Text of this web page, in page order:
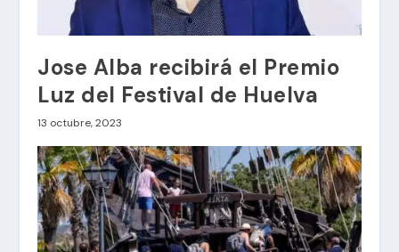
Jose Alba recibirá el Premio
Luz del Festival de Huelva
13 octubre, 2023